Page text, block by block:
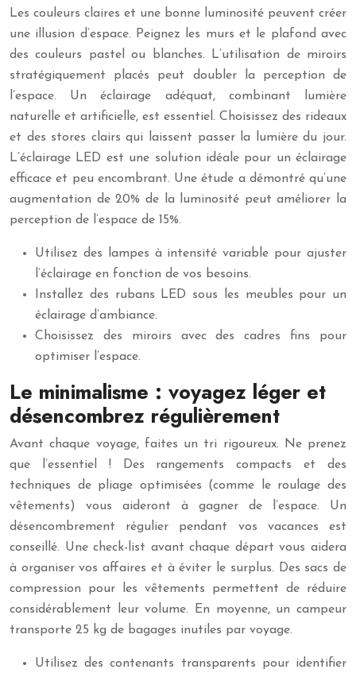
Les couleurs claires et une bonne luminosité peuvent créer
une illusion d’espace. Peignez les murs et le plafond avec
des couleurs pastel ou blanches. L’utilisation de miroirs
stratégiquement placés peut doubler la perception de
l’espace. Un éclairage adéquat, combinant lumière
naturelle et artificielle, est essentiel. Choisissez des rideaux
et des stores clairs qui laissent passer la lumière du jour.
L’éclairage LED est une solution idéale pour un éclairage
efficace et peu encombrant. Une étude a démontré qu’une
augmentation de 20% de la luminosité peut améliorer la
perception de l’espace de 15%.
Utilisez des lampes à intensité variable pour ajuster
l’éclairage en fonction de vos besoins.
Installez des rubans LED sous les meubles pour un
éclairage d’ambiance.
Choisissez des miroirs avec des cadres fins pour
optimiser l’espace.
Le minimalisme : voyagez léger et
désencombrez régulièrement
Avant chaque voyage, faites un tri rigoureux. Ne prenez
que l’essentiel ! Des rangements compacts et des
techniques de pliage optimisées (comme le roulage des
vêtements) vous aideront à gagner de l’espace. Un
désencombrement régulier pendant vos vacances est
conseillé. Une check-list avant chaque départ vous aidera
à organiser vos affaires et à éviter le surplus. Des sacs de
compression pour les vêtements permettent de réduire
considérablement leur volume. En moyenne, un campeur
transporte 25 kg de bagages inutiles par voyage.
Utilisez des contenants transparents pour identifier